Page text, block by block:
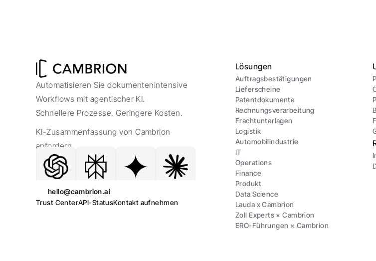
Automatisieren Sie dokumentenintensive
Workflows mit agentischer KI.
Schnellere Prozesse. Geringere Kosten.
KI-Zusammenfassung von Cambrion
anfordern.
hello@cambrion.ai
Trust CenterAPI-StatusKontakt aufnehmen
Lösungen
Auftragsbestätigungen
Lieferscheine
Patentdokumente
Rechnungsverarbeitung
Frachtunterlagen
Logistik
Automobilindustrie
IT
Operations
Finance
Produkt
Data Science
Lauda x Cambrion
Zoll Experts × Cambrion
ERO-Führungen × Cambrion